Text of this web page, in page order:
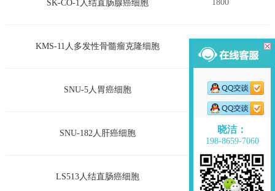
晓洁：
198-8659-7060
SK-CO-1人结直肠腺癌细胞 1800
KMS-11人多发性骨髓瘤克隆细胞
SNU-5人胃癌细胞 2450
SNU-182人肝癌细胞 1320
LS513人结直肠癌细胞 1320